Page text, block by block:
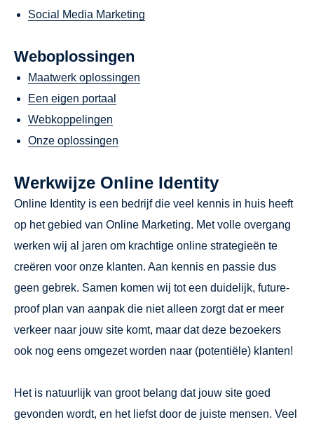
Social Media Marketing
Weboplossingen
Maatwerk oplossingen
Een eigen portaal
Webkoppelingen
Onze oplossingen
Werkwijze Online Identity
Online Identity is een bedrijf die veel kennis in huis heeft
op het gebied van Online Marketing. Met volle overgang
werken wij al jaren om krachtige online strategieën te
creëren voor onze klanten. Aan kennis en passie dus
geen gebrek. Samen komen wij tot een duidelijk, future-
proof plan van aanpak die niet alleen zorgt dat er meer
verkeer naar jouw site komt, maar dat deze bezoekers
ook nog eens omgezet worden naar (potentiële) klanten!
Het is natuurlijk van groot belang dat jouw site goed
gevonden wordt, en het liefst door de juiste mensen. Veel